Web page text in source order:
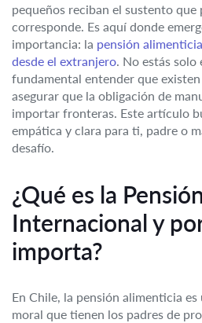
pequeños reciban el sustento que
corresponde. Es aquí donde
importancia: la pensión
desde el extranjero. No estás solo
fundamental entender que
asegurar que la obligación de
importar fronteras. Este artículo
empática y clara para ti, padre o
desafío.
¿Qué es la
Internacional y
importa?
En Chile, la pensión alimenticia
moral que tienen los padres de